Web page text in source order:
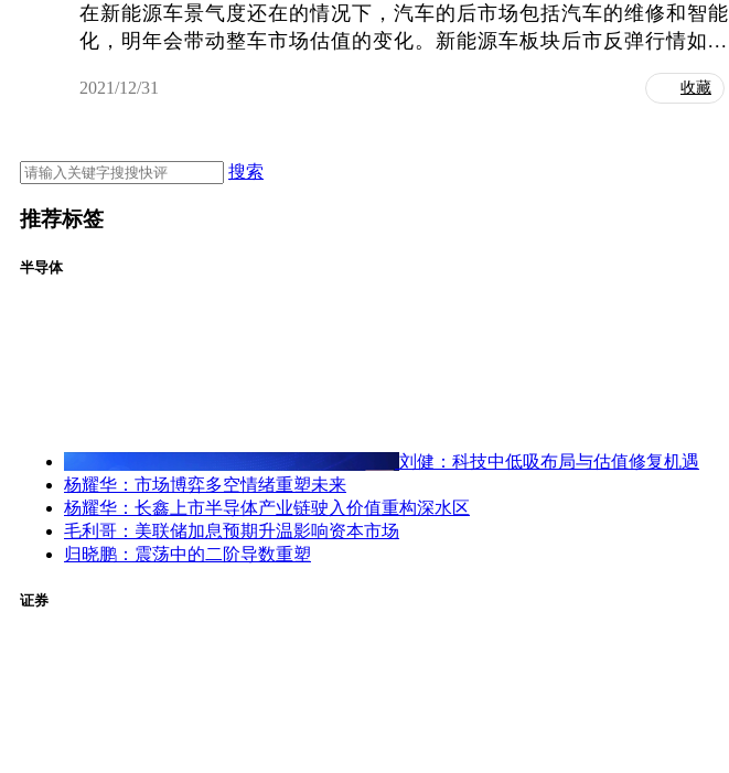
在新能源车景气度还在的情况下，汽车的后市场包括汽车的维修和智能
化，明年会带动整车市场估值的变化。新能源车板块后市反弹行情如...
2021/12/31 收藏
搜索
推荐标签
半导体
刘健：科技中低吸布局与估值修复机遇
杨耀华：市场博弈多空情绪重塑未来
杨耀华：长鑫上市半导体产业链驶入价值重构深水区
毛利哥：美联储加息预期升温影响资本市场
归晓鹏：震荡中的二阶导数重塑
证券